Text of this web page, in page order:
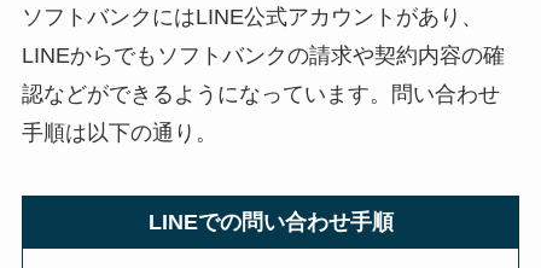
ソフトバンクにはLINE公式アカウントがあり、
LINEからでもソフトバンクの請求や契約内容の確
認などができるようになっています。問い合わせ
手順は以下の通り。
LINEでの問い合わせ手順